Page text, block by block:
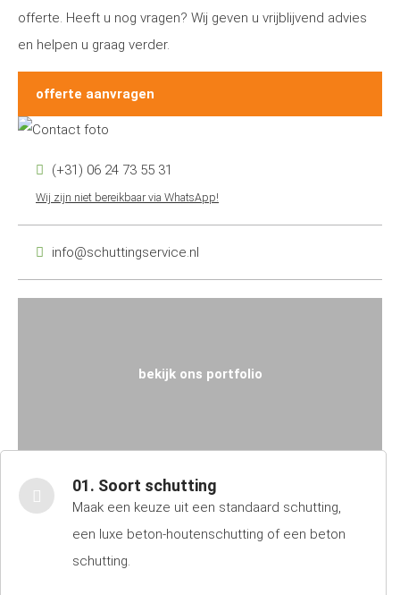
offerte. Heeft u nog vragen? Wij geven u vrijblijvend advies
en helpen u graag verder.
offerte aanvragen
(+31) 06 24 73 55 31
Wij zijn niet bereikbaar via WhatsApp!
info@schuttingservice.nl
bekijk ons portfolio
01. Soort schutting
Maak een keuze uit een standaard schutting,
een luxe beton-houtenschutting of een beton
schutting.